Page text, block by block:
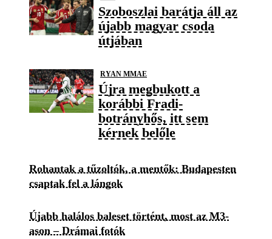
Szoboszlai barátja áll az
újabb magyar csoda
útjában
RYAN MMAE
Újra megbukott a
korábbi Fradi-
botrányhős, itt sem
kérnek belőle
Rohantak a tűzoltók, a mentők: Budapesten
csaptak fel a lángok
Újabb halálos baleset történt, most az M3-
ason – Drámai fotók